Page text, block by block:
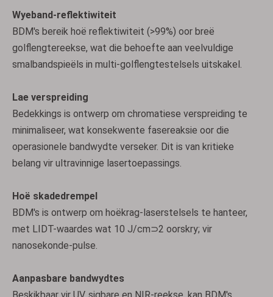
Wyeband-reflektiwiteit
BDM's bereik hoë reflektiwiteit (>99%) oor breë
golflengtereekse, wat die behoefte aan veelvuldige
smalbandspieëls in multi-golflengtestelsels uitskakel.
Lae verspreiding
Bedekkings is ontwerp om chromatiese verspreiding te
minimaliseer, wat konsekwente fasereaksie oor die
operasionele bandwydte verseker. Dit is van kritieke
belang vir ultravinnige lasertoepassings.
Hoë skadedrempel
BDM's is ontwerp om hoëkrag-laserstelsels te hanteer,
met LIDT-waardes wat 10 J/cm⊃2 oorskry; vir
nanosekonde-pulse.
Aanpasbare bandwydtes